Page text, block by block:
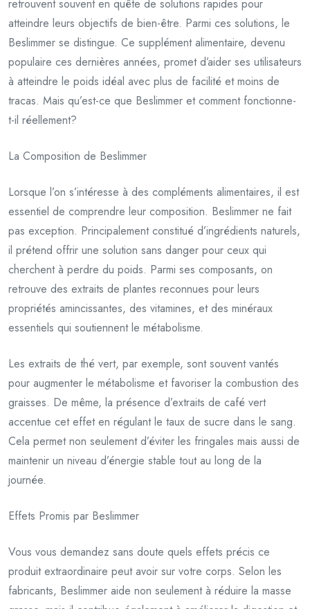
retrouvent souvent en quête de solutions rapides pour
atteindre leurs objectifs de bien-être. Parmi ces solutions, le
Beslimmer se distingue. Ce supplément alimentaire, devenu
populaire ces dernières années, promet d’aider ses utilisateurs
à atteindre le poids idéal avec plus de facilité et moins de
tracas. Mais qu’est-ce que Beslimmer et comment fonctionne-
t-il réellement?
La Composition de Beslimmer
Lorsque l’on s’intéresse à des compléments alimentaires, il est
essentiel de comprendre leur composition. Beslimmer ne fait
pas exception. Principalement constitué d’ingrédients naturels,
il prétend offrir une solution sans danger pour ceux qui
cherchent à perdre du poids. Parmi ses composants, on
retrouve des extraits de plantes reconnues pour leurs
propriétés amincissantes, des vitamines, et des minéraux
essentiels qui soutiennent le métabolisme.
Les extraits de thé vert, par exemple, sont souvent vantés
pour augmenter le métabolisme et favoriser la combustion des
graisses. De même, la présence d’extraits de café vert
accentue cet effet en régulant le taux de sucre dans le sang.
Cela permet non seulement d’éviter les fringales mais aussi de
maintenir un niveau d’énergie stable tout au long de la
journée.
Effets Promis par Beslimmer
Vous vous demandez sans doute quels effets précis ce
produit extraordinaire peut avoir sur votre corps. Selon les
fabricants, Beslimmer aide non seulement à réduire la masse